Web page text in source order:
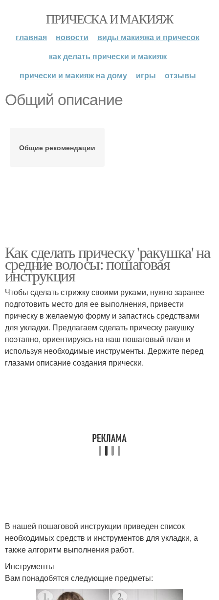
ПРИЧЕСКА И МАКИЯЖ
главная новости
виды макияжа и причесок
как делать прически и макияж
прически и макияж на дому
игры отзывы
Общий описание
Общие рекомендации
Как сделать прическу 'ракушка' на
средние волосы: пошаговая
инструкция
Чтобы сделать стрижку своими руками, нужно заранее
подготовить место для ее выполнения, привести
прическу в желаемую форму и запастись средствами
для укладки. Предлагаем сделать прическу ракушку
поэтапно, ориентируясь на наш пошаговый план и
используя необходимые инструменты. Держите перед
глазами описание создания прически.
В нашей пошаговой инструкции приведен список
необходимых средств и инструментов для укладки, а
также алгоритм выполнения работ.
Инструменты
Вам понадобятся следующие предметы: